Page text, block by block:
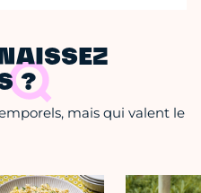
?
mais qui valent le